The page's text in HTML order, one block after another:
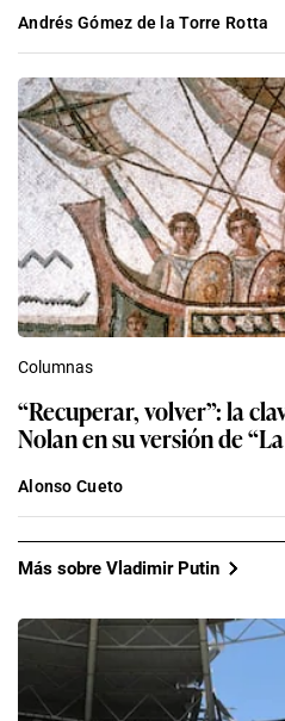
Andrés Gómez de la Torre Rotta
Columnas
“Recuperar, volver”: la
Nolan en su versión de
Alonso Cueto
Más sobre Vladimir Putin